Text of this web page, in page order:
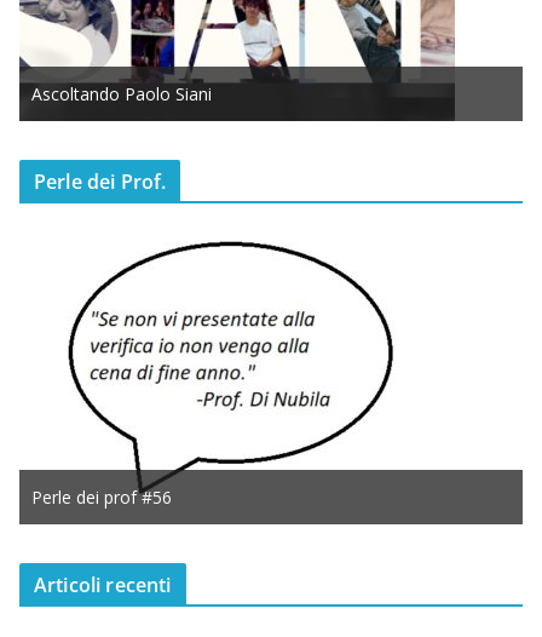
Ascoltando Paolo Siani
Perle dei Prof.
Perle dei prof #56
Articoli recenti